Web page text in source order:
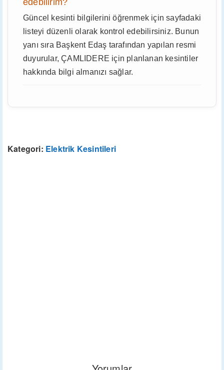
edebilirim?
Güncel kesinti bilgilerini öğrenmek için sayfadaki
listeyi düzenli olarak kontrol edebilirsiniz. Bunun
yanı sıra Başkent Edaş tarafından yapılan resmi
duyurular, ÇAMLIDERE için planlanan kesintiler
hakkında bilgi almanızı sağlar.
Kategori: Elektrik Kesintileri